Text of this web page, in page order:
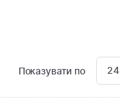
Показувати по 24